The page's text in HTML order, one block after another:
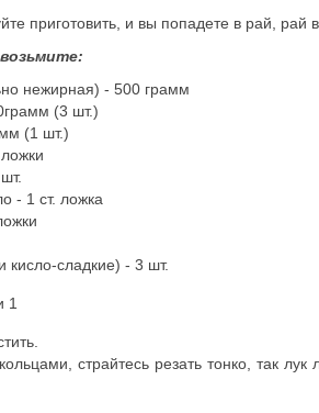
приготовить, и вы попадете в рай, рай
нежирная) - 500 грамм
(3 шт.)
(1 шт.)
- 1 ст. ложка
кисло-сладкие) - 3 шт.
страйтесь резать тонко, так